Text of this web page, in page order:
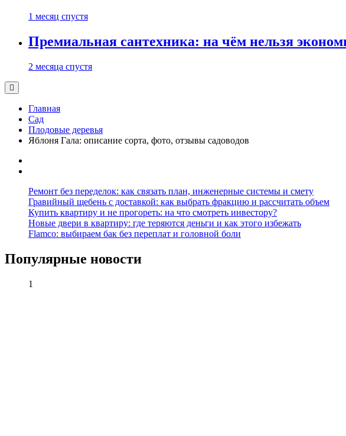
1 месяц спустя
Премиальная сантехника: на чём нельзя
2 месяца спустя
Главная
Сад
Плодовые деревья
Яблоня Гала: описание сорта, фото, отзывы садоводов
Ремонт без переделок: как связать план, инженерные системы и смету
Гравийный щебень с доставкой: как выбрать фракцию и рассчитать объем
Купить квартиру и не прогореть: на что смотреть инвестору?
Новые двери в квартиру: где теряются деньги и как этого избежать
Flamco: выбираем бак без переплат и головной боли
Популярные новости
1